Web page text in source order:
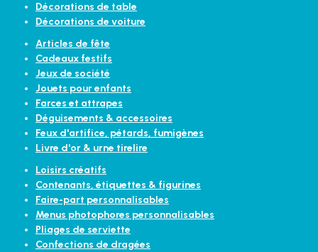
Décorations de table
Décorations de voiture
Articles de fête
Cadeaux festifs
Jeux de société
Jouets pour enfants
Farces et attrapes
Déguisements & accessoires
Feux d'artifice, pétards, fumigènes
Livre d'or & urne tirelire
Loisirs créatifs
Contenants, étiquettes & figurines
Faire-part personnalisables
Menus photophores personnalisables
Pliages de serviette
Confections de dragées